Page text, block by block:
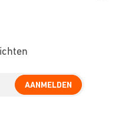
AANMELDEN